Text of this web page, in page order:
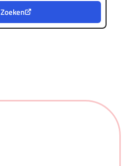
Zoeken